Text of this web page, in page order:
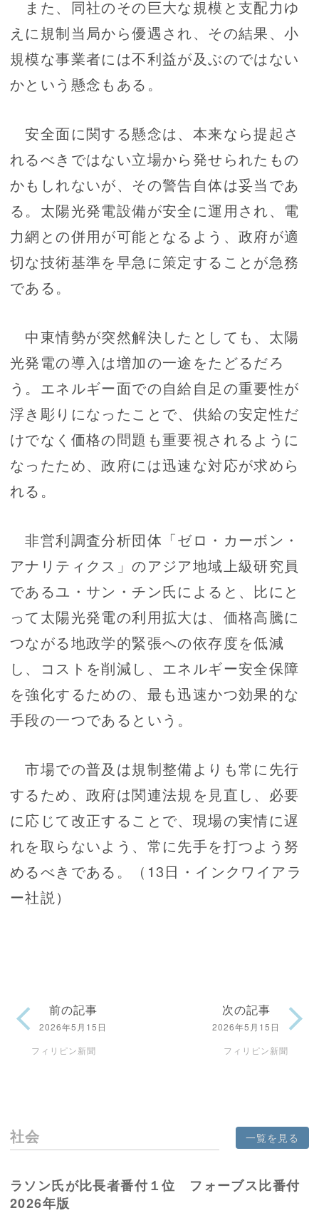
また、同社のその巨大な規模と支配力ゆ
えに規制当局から優遇され、その結果、小
規模な事業者には不利益が及ぶのではない
かという懸念もある。
安全面に関する懸念は、本来なら提起さ
れるべきではない立場から発せられたもの
かもしれないが、その警告自体は妥当であ
る。太陽光発電設備が安全に運用され、電
力網との併用が可能となるよう、政府が適
切な技術基準を早急に策定することが急務
である。
中東情勢が突然解決したとしても、太陽
光発電の導入は増加の一途をたどるだろ
う。エネルギー面での自給自足の重要性が
浮き彫りになったことで、供給の安定性だ
けでなく価格の問題も重要視されるように
なったため、政府には迅速な対応が求めら
れる。
非営利調査分析団体「ゼロ・カーボン・
アナリティクス」のアジア地域上級研究員
であるユ・サン・チン氏によると、比にと
って太陽光発電の利用拡大は、価格高騰に
つながる地政学的緊張への依存度を低減
し、コストを削減し、エネルギー安全保障
を強化するための、最も迅速かつ効果的な
手段の一つであるという。
市場での普及は規制整備よりも常に先行
するため、政府は関連法規を見直し、必要
に応じて改正することで、現場の実情に遅
れを取らないよう、常に先手を打つよう努
めるべきである。（13日・インクワイアラ
ー社説）
前の記事
2026年5月15日
フィリピン新聞
次の記事
2026年5月15日
フィリピン新聞
社会 一覧を見る
ラソン氏が比長者番付１位 フォーブス比番付
2026年版